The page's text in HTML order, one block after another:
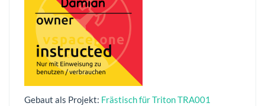
Gebaut als Projekt: Frästisch für Triton TRA001